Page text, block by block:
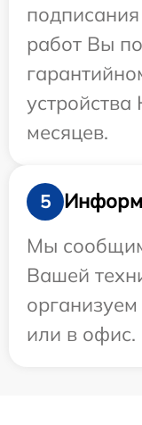
работ Вы
месяцев.
5
Мы
Вашей
или в офис.